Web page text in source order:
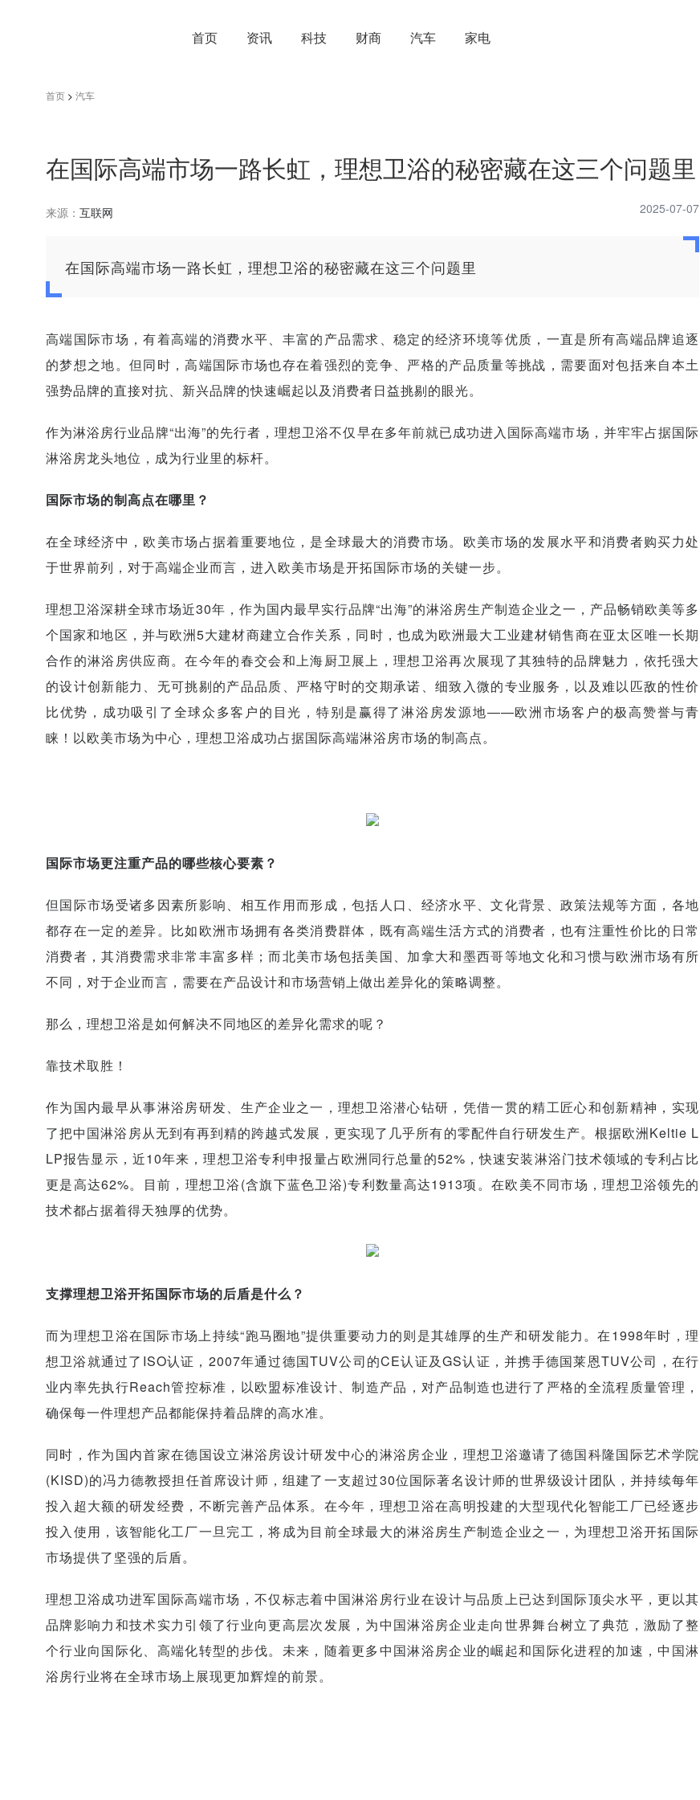
首页 资讯 科技 财商 汽车 家电
首页 > 汽车
在国际高端市场一路长虹，理想卫浴的秘密藏在这三个问题里
来源： 互联网 2025-07-07
在国际高端市场一路长虹，理想卫浴的秘密藏在这三个问题里
高端国际市场，有着高端的消费水平、丰富的产品需求、稳定的经济环境等优质，一直是所有高端品牌追逐
的梦想之地。但同时，高端国际市场也存在着强烈的竞争、严格的产品质量等挑战，需要面对包括来自本土
强势品牌的直接对抗、新兴品牌的快速崛起以及消费者日益挑剔的眼光。
作为淋浴房行业品牌“出海”的先行者，理想卫浴不仅早在多年前就已成功进入国际高端市场，并牢牢占据国际
淋浴房龙头地位，成为行业里的标杆。
国际市场的制高点在哪里？
在全球经济中，欧美市场占据着重要地位，是全球最大的消费市场。欧美市场的发展水平和消费者购买力处
于世界前列，对于高端企业而言，进入欧美市场是开拓国际市场的关键一步。
理想卫浴深耕全球市场近30年，作为国内最早实行品牌“出海”的淋浴房生产制造企业之一，产品畅销欧美等多
个国家和地区，并与欧洲5大建材商建立合作关系，同时，也成为欧洲最大工业建材销售商在亚太区唯一长期
合作的淋浴房供应商。在今年的春交会和上海厨卫展上，理想卫浴再次展现了其独特的品牌魅力，依托强大
的设计创新能力、无可挑剔的产品品质、严格守时的交期承诺、细致入微的专业服务，以及难以匹敌的性价
比优势，成功吸引了全球众多客户的目光，特别是赢得了淋浴房发源地——欧洲市场客户的极高赞誉与青
睐！以欧美市场为中心，理想卫浴成功占据国际高端淋浴房市场的制高点。
国际市场更注重产品的哪些核心要素？
但国际市场受诸多因素所影响、相互作用而形成，包括人口、经济水平、文化背景、政策法规等方面，各地
都存在一定的差异。比如欧洲市场拥有各类消费群体，既有高端生活方式的消费者，也有注重性价比的日常
消费者，其消费需求非常丰富多样；而北美市场包括美国、加拿大和墨西哥等地文化和习惯与欧洲市场有所
不同，对于企业而言，需要在产品设计和市场营销上做出差异化的策略调整。
那么，理想卫浴是如何解决不同地区的差异化需求的呢？
靠技术取胜！
作为国内最早从事淋浴房研发、生产企业之一，理想卫浴潜心钻研，凭借一贯的精工匠心和创新精神，实现
了把中国淋浴房从无到有再到精的跨越式发展，更实现了几乎所有的零配件自行研发生产。根据欧洲Keltie L
LP报告显示，近10年来，理想卫浴专利申报量占欧洲同行总量的52%，快速安装淋浴门技术领域的专利占比
更是高达62%。目前，理想卫浴(含旗下蓝色卫浴)专利数量高达1913项。在欧美不同市场，理想卫浴领先的
技术都占据着得天独厚的优势。
支撑理想卫浴开拓国际市场的后盾是什么？
而为理想卫浴在国际市场上持续“跑马圈地”提供重要动力的则是其雄厚的生产和研发能力。在1998年时，理
想卫浴就通过了ISO认证，2007年通过德国TUV公司的CE认证及GS认证，并携手德国莱恩TUV公司，在行
业内率先执行Reach管控标准，以欧盟标准设计、制造产品，对产品制造也进行了严格的全流程质量管理，
确保每一件理想产品都能保持着品牌的高水准。
同时，作为国内首家在德国设立淋浴房设计研发中心的淋浴房企业，理想卫浴邀请了德国科隆国际艺术学院
(KISD)的冯力德教授担任首席设计师，组建了一支超过30位国际著名设计师的世界级设计团队，并持续每年
投入超大额的研发经费，不断完善产品体系。在今年，理想卫浴在高明投建的大型现代化智能工厂已经逐步
投入使用，该智能化工厂一旦完工，将成为目前全球最大的淋浴房生产制造企业之一，为理想卫浴开拓国际
市场提供了坚强的后盾。
理想卫浴成功进军国际高端市场，不仅标志着中国淋浴房行业在设计与品质上已达到国际顶尖水平，更以其
品牌影响力和技术实力引领了行业向更高层次发展，为中国淋浴房企业走向世界舞台树立了典范，激励了整
个行业向国际化、高端化转型的步伐。未来，随着更多中国淋浴房企业的崛起和国际化进程的加速，中国淋
浴房行业将在全球市场上展现更加辉煌的前景。